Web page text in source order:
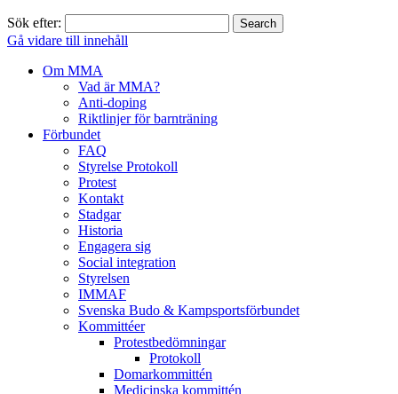
Sök efter:
Gå vidare till innehåll
Om MMA
Vad är MMA?
Anti-doping
Riktlinjer för barnträning
Förbundet
FAQ
Styrelse Protokoll
Protest
Kontakt
Stadgar
Historia
Engagera sig
Social integration
Styrelsen
IMMAF
Svenska Budo & Kampsportsförbundet
Kommittéer
Protestbedömningar
Protokoll
Domarkommittén
Medicinska kommittén